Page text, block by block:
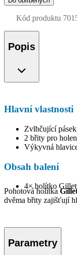
Kód produktu
Popis
Hlavní vlastnosti
Zvlhčující
2 břity pro
Výkyvná
Obsah balení
4× holítko
Pohotová holítka
dvěma břity zajišťují
Parametry